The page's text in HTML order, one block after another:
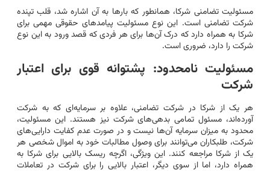
مسئولیت تضامنی شرکا، همانطور که بارها به آن اشاره شد، قلب تپنده
شرکت تضامنی است. این نوع مسئولیت پیامدهای حقوقی مهمی برای
شرکا به همراه دارد که درک آن‌ها برای هر فردی که قصد ورود به این نوع
شرکت را دارد، ضروری است.
مسئولیت نامحدود: پشتوانه قوی برای اعتبار
شرکت
هر یک از شرکا در شرکت تضامنی، علاوه بر سرمایه‌ای که به شرکت
آورده‌اند، مسئول تمامی بدهی‌های شرکت نیز هستند. این مسئولیت،
محدود به میزان سرمایه آن‌ها نیست و در صورت عدم کفایت دارایی‌های
شرکت، طلبکاران می‌توانند برای وصول مطالبات خود به اموال شخصی هر
یک از شرکا مراجعه کنند. این ویژگی، اگرچه ریسک بالایی برای شرکا به
همراه دارد، اما از سوی دیگر، اعتبار بالایی را برای شرکت در تعاملات